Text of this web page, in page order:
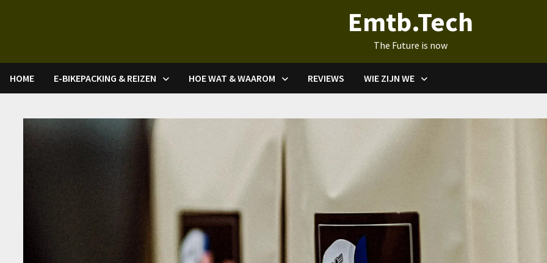
Emtb.Tech
The Future is now
HOME E-BIKEPACKING & REIZEN HOE WAT & WAAROM REVIEWS WIE ZIJN WE